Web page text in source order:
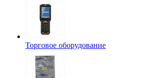
Торговое оборудование